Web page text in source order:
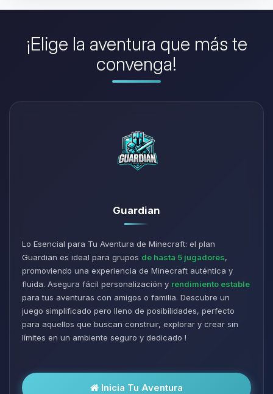
¡Elige la aventura que más te
convenga!
Guardian
Lo Esencial para Tu Aventura de Minecraft: el plan
Guardian es ideal para grupos de hasta 5 jugadores,
promoviendo una experiencia de Minecraft auténtica y
fluida. Asegura fácil personalización y rendimiento estable
para tus aventuras con amigos o familia. Descubre un
juego simplificado pero lleno de posibilidades, perfecto
para aquellos que buscan construir, explorar y crear sin
límites en un ambiente seguro y dedicado !
Inicia Tu Aventura